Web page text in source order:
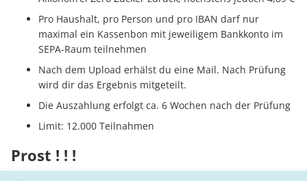
Pro Haushalt, pro Person und pro IBAN darf nur
maximal ein Kassenbon mit jeweiligem Bankkonto im
SEPA-Raum teilnehmen
Nach dem Upload erhälst du eine Mail. Nach Prüfung
wird dir das Ergebnis mitgeteilt.
Die Auszahlung erfolgt ca. 6 Wochen nach der Prüfung
Limit: 12.000 Teilnahmen
Prost ! ! !